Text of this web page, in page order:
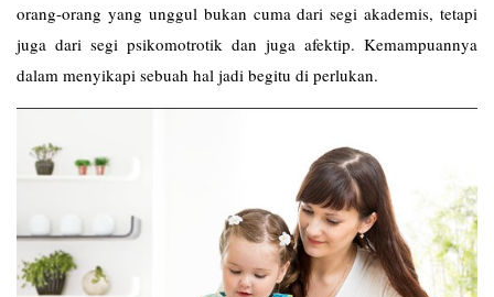
orang-orang yang unggul bukan cuma dari segi akademis, tetapi
juga dari segi psikomotrotik dan juga afektip. Kemampuannya
dalam menyikapi sebuah hal jadi begitu di perlukan.